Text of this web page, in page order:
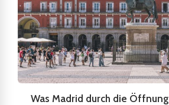
Was Madrid durch die